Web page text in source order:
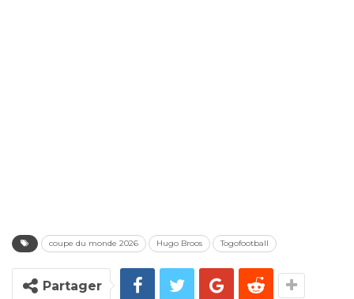
coupe du monde 2026 Hugo Broos Togofootball
Partager